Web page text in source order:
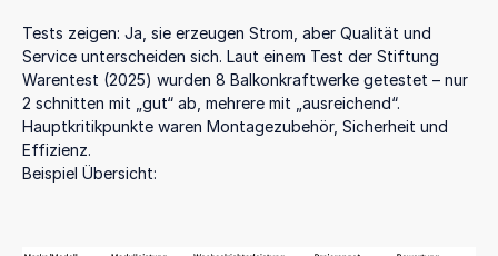
Tests zeigen: Ja, sie erzeugen Strom, aber Qualität und
Service unterscheiden sich. Laut einem Test der Stiftung
Warentest (2025) wurden 8 Balkonkraftwerke getestet – nur
2 schnitten mit „gut“ ab, mehrere mit „ausreichend“.
Hauptkritikpunkte waren Montagezubehör, Sicherheit und
Effizienz.
Beispiel Übersicht: